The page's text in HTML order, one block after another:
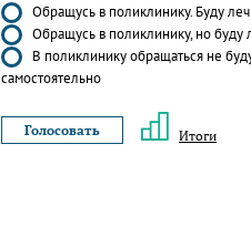
Обращусь в поликлинику. Буду
Обращусь в поликлинику, но буду
В поликлинику обращаться не
самостоятельно
Итоги